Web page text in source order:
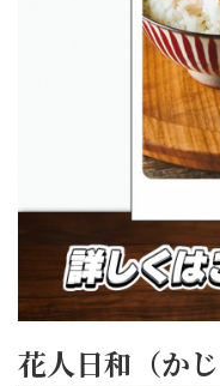
花人日和（かじ